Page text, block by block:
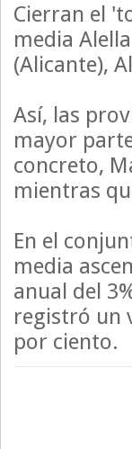
Cierran el
media
(Alicante),
Así, las
mayor
concreto,
mientras
En el
media
anual del
registró un
por ciento.